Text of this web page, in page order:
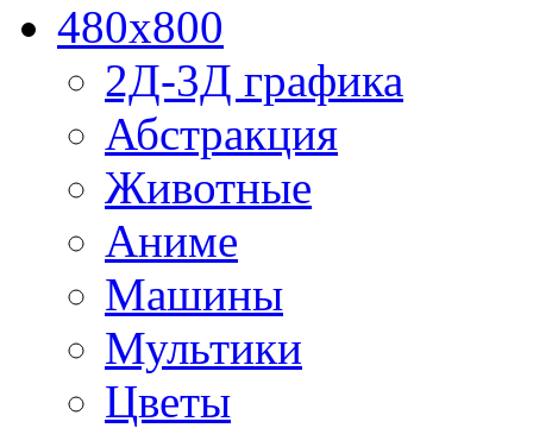
480x800
2Д-3Д графика
Абстракция
Животные
Аниме
Машины
Мультики
Цветы